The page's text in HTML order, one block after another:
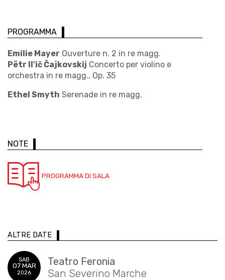
PROGRAMMA
Emilie Mayer Ouverture n. 2 in re magg.
Pëtr Il'ič Čajkovskij Concerto per violino e
orchestra in re magg., Op. 35
Ethel Smyth Serenade in re magg.
NOTE
PROGRAMMA DI SALA
ALTRE DATE
SAB
07 MAR
2026
Teatro Feronia
San Severino Marche